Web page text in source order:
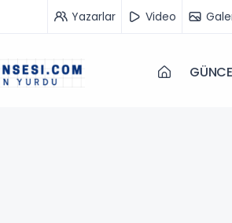
Yazarlar Video